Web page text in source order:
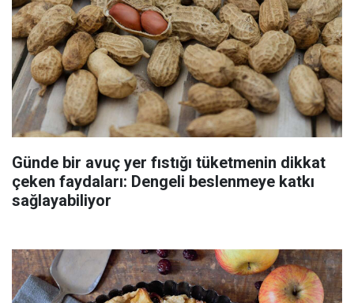
Günde bir avuç yer fıstığı tüketmenin dikkat
çeken faydaları: Dengeli beslenmeye katkı
sağlayabiliyor